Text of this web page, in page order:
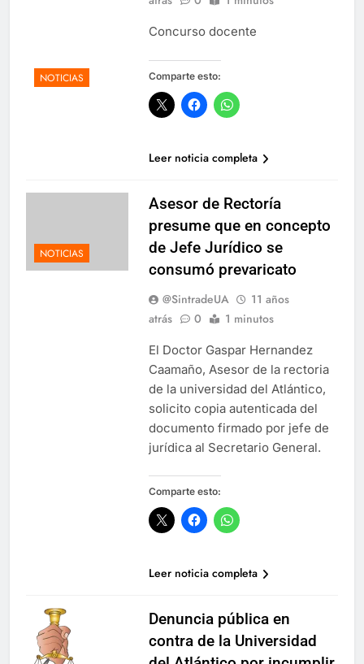
🎉 Hoy celebramos la vida de un
Rodríguez 🎉
1 Año Atrás
Celebrando a Alex Sandoval: Un aliado
incansable en la salud y la amistad
NOTICIAS
Concurso docente
Comparte esto:
Leer noticia completa
NOTICIAS
Asesor de Rectoría
presume que en concepto
de Jefe Jurídico se
consumó prevaricato
@SintradeUA
11 años
atrás
0 1 minutos
El Doctor Gaspar Hernandez
Caamaño, Asesor de la rectoria
de la universidad del Atlántico,
solicito copia autenticada del
documento firmado por jefe de
jurídica al Secretario General.
Comparte esto:
Leer noticia completa
Denuncia pública en
contra de la Universidad